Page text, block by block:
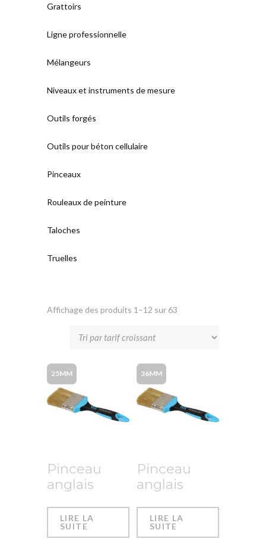
Grattoirs
Ligne professionnelle
Mélangeurs
Niveaux et instruments de mesure
Outils forgés
Outils pour béton cellulaire
Pinceaux
Rouleaux de peinture
Taloches
Truelles
Affichage des produits 1–12 sur 63
Pinceau
anglais
25MM
LIRE LA
SUITE
Pinceau
anglais
36MM
LIRE LA
SUITE